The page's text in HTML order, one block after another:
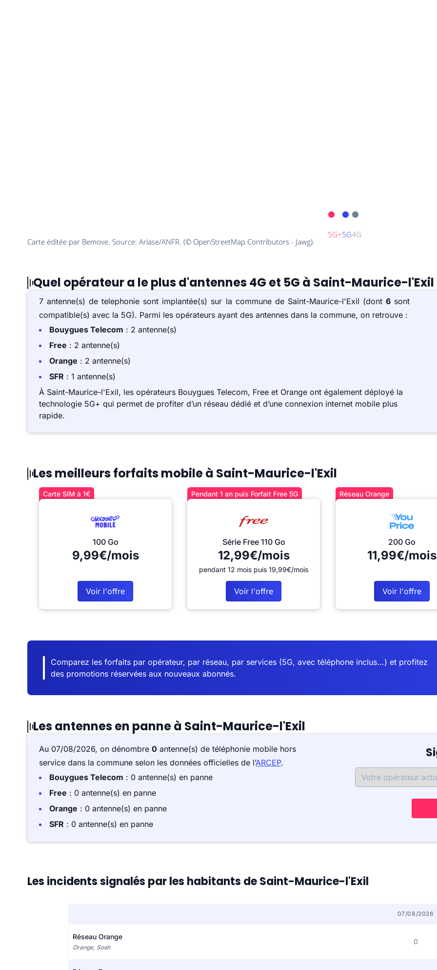
Quel opérateur a le plus d'antennes 4G et 5G à Saint-Maurice-l'Exil
7 antenne(s) de telephonie sont implantée(s) sur la commune de Saint-Maurice-l'Exil (dont 6sont
compatible(s) avec la 5G). Parmi les opérateurs ayant des antennes dans la commune, on retrouve :
Bouygues Telecom : 2 antenne(s)
Free : 2 antenne(s)
Orange : 2 antenne(s)
SFR : 1 antenne(s)
À Saint-Maurice-l'Exil, les opérateurs Bouygues Telecom, Free et Orange ont également déployé la
technologie 5G+ qui permet de profiter d’un réseau dédié et d’une connexion internet mobile plus
rapide.
Les meilleurs forfaits mobile à Saint-Maurice-l'Exil
Carte SIM à 1€
100 Go
9,99€/mois
Voir l'offre
Pendant 1 an puis Forfait Free 5G
Série Free 110 Go
12,99€/mois
pendant 12 mois puis 19,99€/mois
Voir l'offre
Réseau Orange
200 Go
11,99€/mois
Voir l'offre
Comparez les forfaits par opérateur, par réseau, par services (5G, avec téléphone inclus...) et profitez
des promotions réservées aux nouveaux abonnés.
Les antennes en panne à Saint-Maurice-l'Exil
Au 07/08/2026, on dénombre 0 antenne(s) de téléphonie mobile hors
service dans la commune selon les données officielles de l’ARCEP.
Bouygues Telecom : 0 antenne(s) en panne
Free : 0 antenne(s) en panne
Orange : 0 antenne(s) en panne
SFR : 0 antenne(s) en panne
Les incidents signalés par les habitants de Saint-Maurice-l'Exil
07/08/2026
Réseau Orange
Orange, Sosh
0